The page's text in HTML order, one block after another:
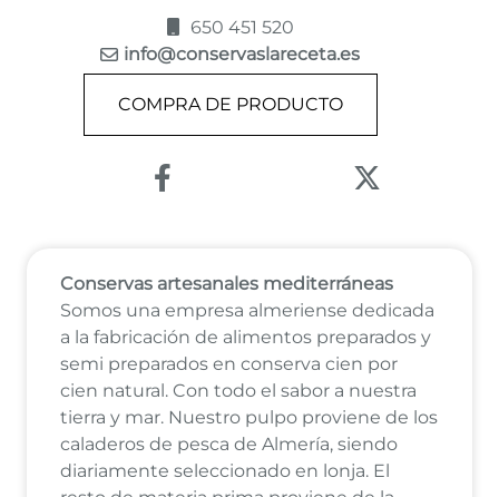
650 451 520
info@conservaslareceta.es
COMPRA DE PRODUCTO
Enlace a Facebook
Conservas artesanales mediterráneas
Somos una empresa almeriense dedicada
a la fabricación de alimentos preparados y
semi preparados en conserva cien por
cien natural. Con todo el sabor a nuestra
tierra y mar. Nuestro pulpo proviene de los
caladeros de pesca de Almería, siendo
diariamente seleccionado en lonja. El